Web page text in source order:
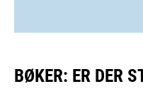
BØKER: ER DER